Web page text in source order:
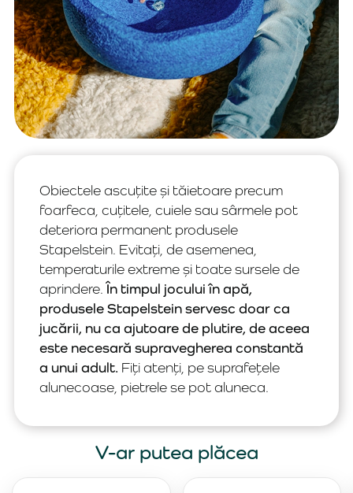
Obiectele ascuțite și tăietoare precum
foarfeca, cuțitele, cuiele sau sârmele pot
deteriora permanent produsele
Stapelstein. Evitați, de asemenea,
temperaturile extreme și toate sursele de
aprindere.În timpul jocului în apă,
produsele Stapelstein servesc doar ca
jucării, nu ca ajutoare de plutire, de aceea
este necesară supravegherea constantă
a unui adult. Fiți atenți, pe suprafețele
alunecoase, pietrele se pot aluneca.
V-ar putea plăcea